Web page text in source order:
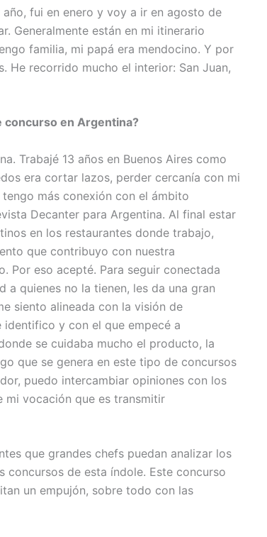
fui en enero y voy a ir en agosto de
Generalmente están en mi itinerario
familia, mi papá era mendocino. Y por
He recorrido mucho el interior: San Juan,
concurso en Argentina?
Trabajé 13 años en Buenos Aires como
era cortar lazos, perder cercanía con mi
más conexión con el ámbito
Decanter para Argentina. Al final estar
en los restaurantes donde trabajo,
que contribuyo con nuestra
Por eso acepté. Para seguir conectada
a quienes no la tienen, les da una gran
siento alineada con la visión de
y con el que empecé a
se cuidaba mucho el producto, la
que se genera en este tipo de concursos
puedo intercambiar opiniones con los
vocación que es transmitir
que grandes chefs puedan analizar los
de esta índole. Este concurso
un empujón, sobre todo con las